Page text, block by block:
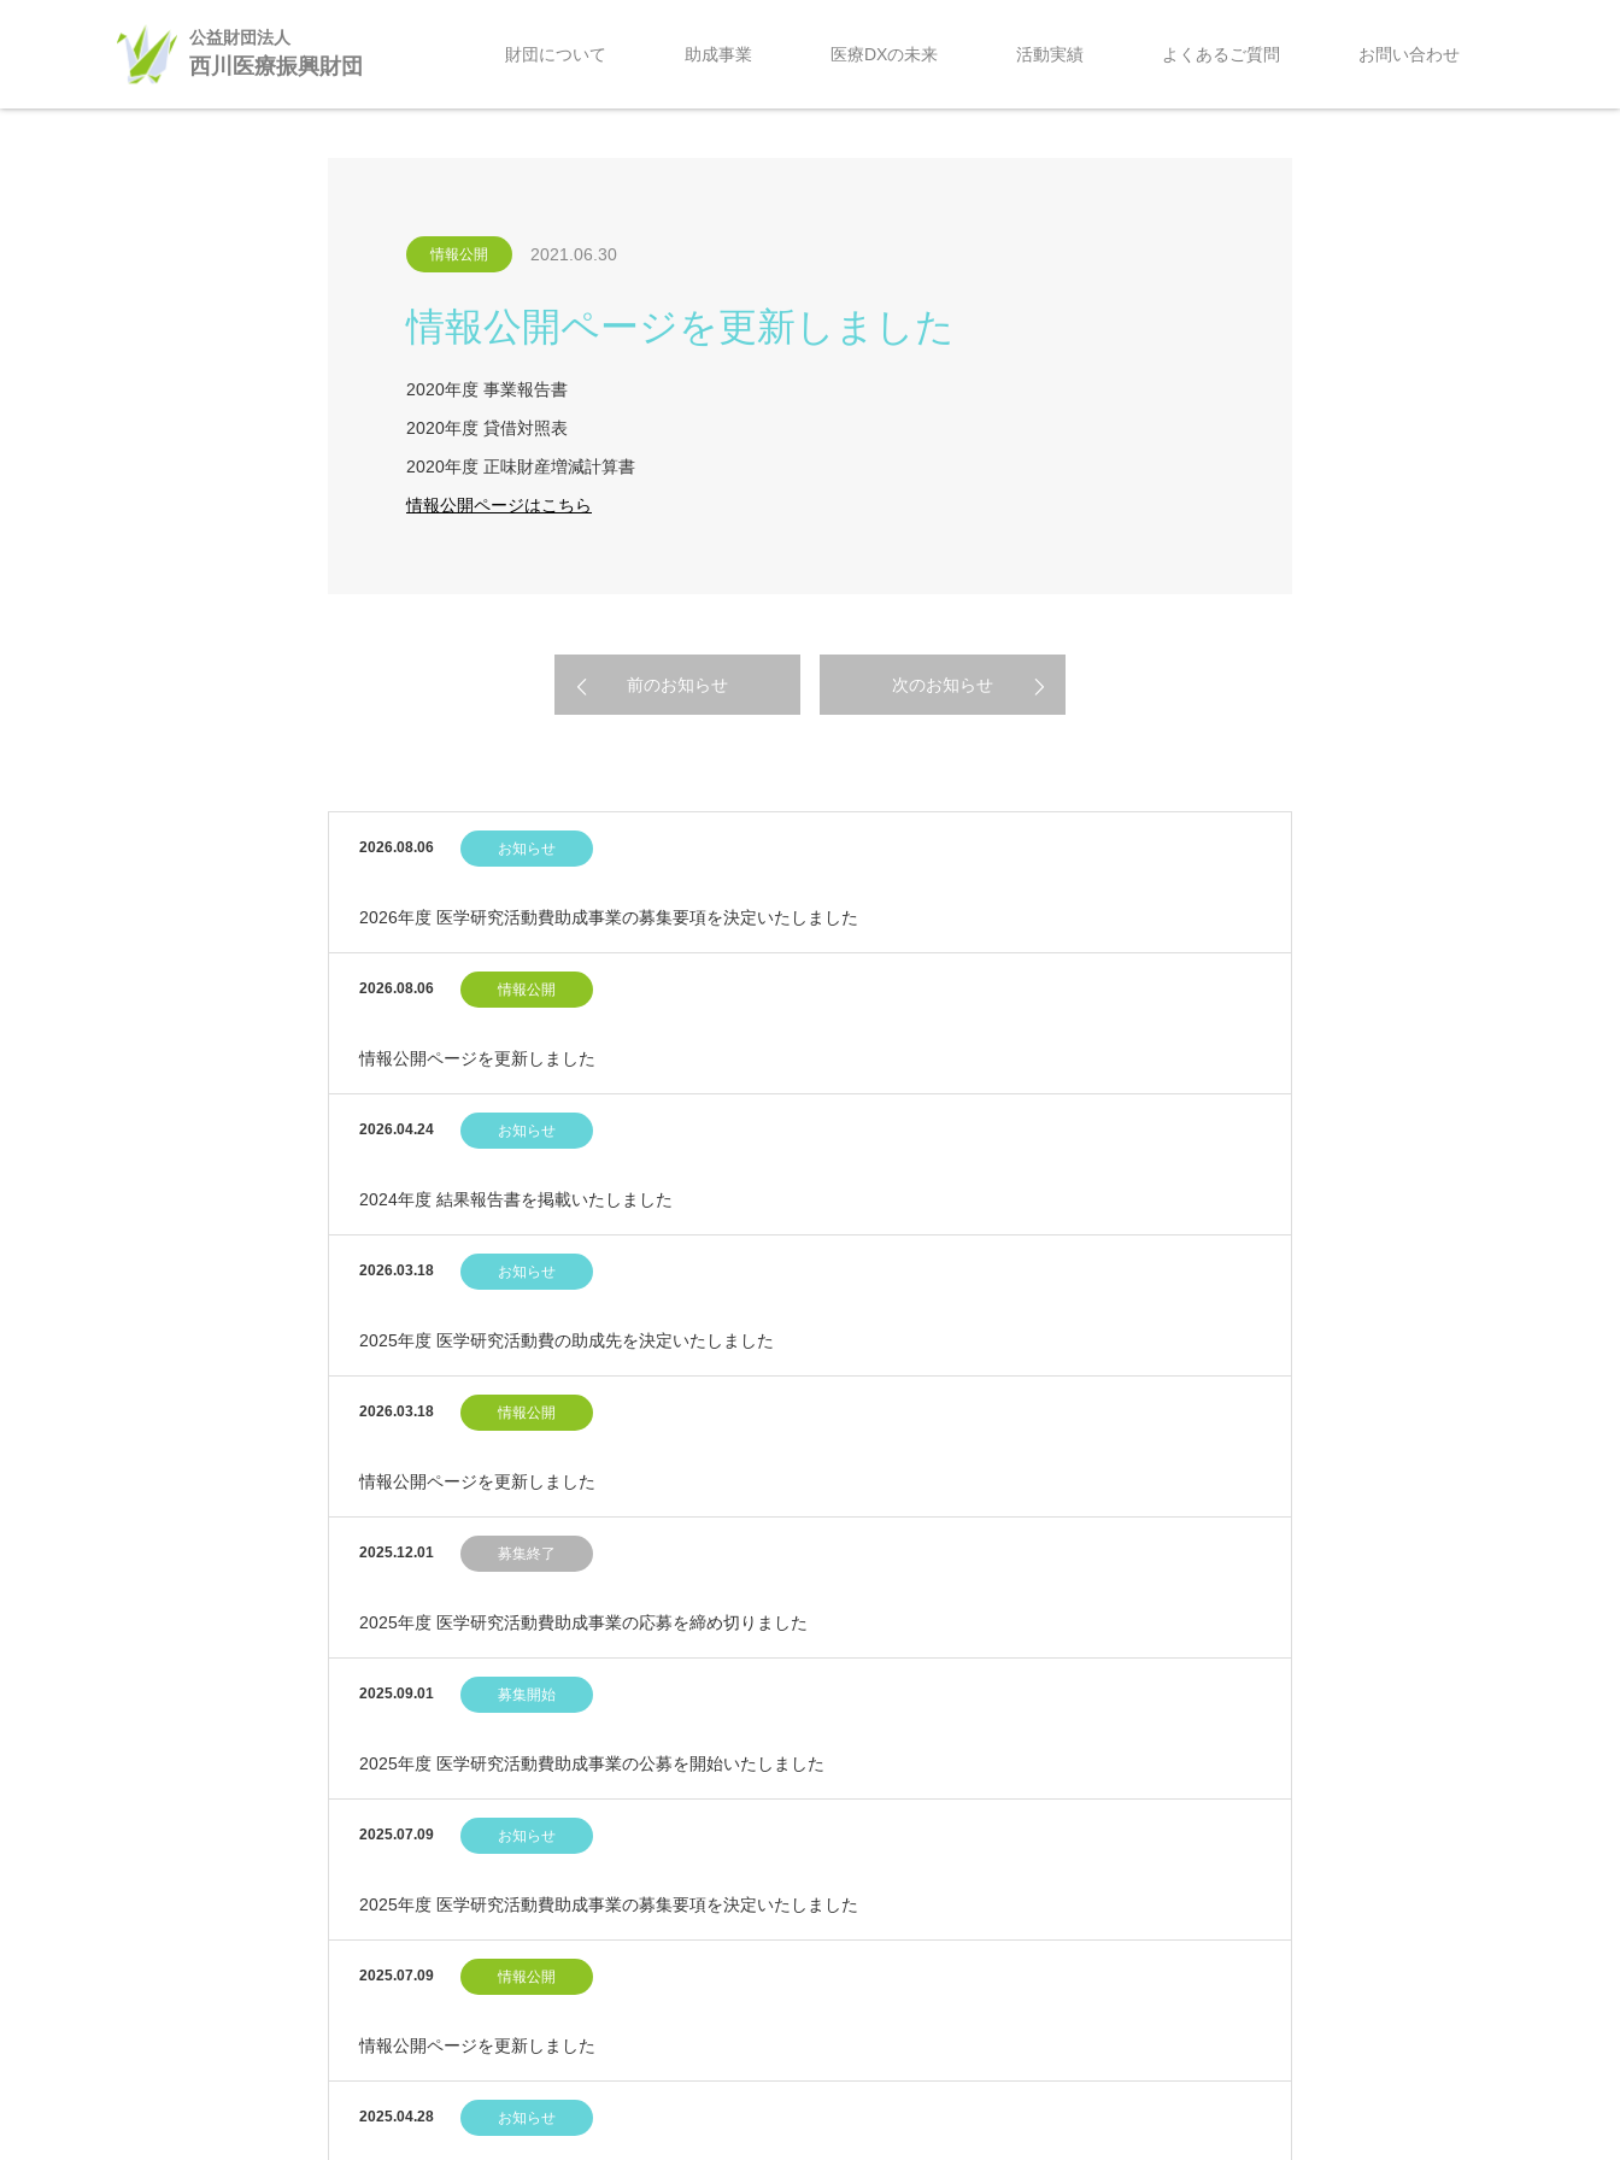
公益財団法人
西川医療振興財団 財団について 助成事業 医療DXの未来 活動実績 よくあるご質問 お問い合わせ
NEWS 情報公開ページを更新しました
情報公開 2021.06.30
情報公開ページを更新しました
2020年度 事業報告書
2020年度 貸借対照表
2020年度 正味財産増減計算書
情報公開ページはこちら
前のお知らせ 次のお知らせ
2026.08.06 お知らせ
2026年度 医学研究活動費助成事業の募集要項を決定いたしました
2026.08.06 情報公開
情報公開ページを更新しました
2026.04.24 お知らせ
2024年度 結果報告書を掲載いたしました
2026.03.18 お知らせ
2025年度 医学研究活動費の助成先を決定いたしました
2026.03.18 情報公開
情報公開ページを更新しました
2025.12.01 募集終了
2025年度 医学研究活動費助成事業の応募を締め切りました
2025.09.01 募集開始
2025年度 医学研究活動費助成事業の公募を開始いたしました
2025.07.09 お知らせ
2025年度 医学研究活動費助成事業の募集要項を決定いたしました
2025.07.09 情報公開
情報公開ページを更新しました
2025.04.28 お知らせ